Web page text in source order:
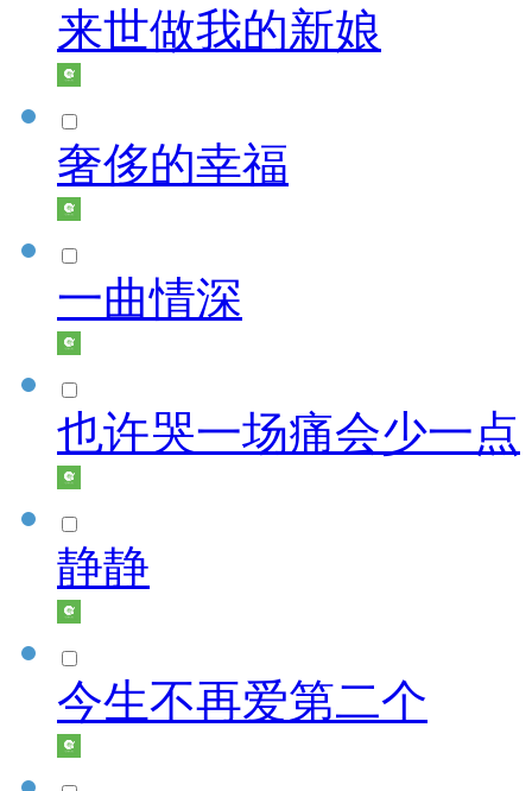
来世做我的新娘
奢侈的幸福
一曲情深
也许哭一场痛会少一点
静静
今生不再爱第二个